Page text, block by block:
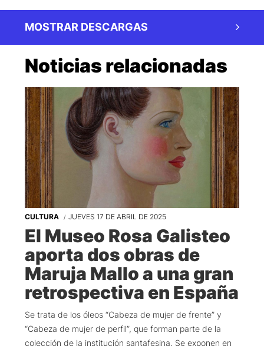
MOSTRAR DESCARGAS
Noticias relacionadas
CULTURA JUEVES 17 DE ABRIL DE 2025
El Museo Rosa Galisteo
aporta dos obras de
Maruja Mallo a una gran
retrospectiva en España
Se trata de los óleos “Cabeza de mujer de frente” y
“Cabeza de mujer de perfil”, que forman parte de la
colección de la institución santafesina. Se exponen en